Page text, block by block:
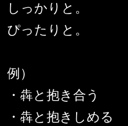
しっかりと。
ぴったりと。
例）
・犇と抱き合う
・犇と抱きしめる